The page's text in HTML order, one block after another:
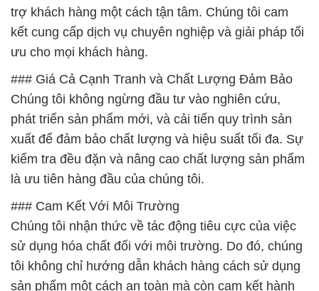
trợ khách hàng một cách tận tâm. Chúng tôi cam
kết cung cấp dịch vụ chuyên nghiệp và giải pháp tối
ưu cho mọi khách hàng.
### Giá Cả Cạnh Tranh và Chất Lượng Đảm Bảo
Chúng tôi không ngừng đầu tư vào nghiên cứu,
phát triển sản phẩm mới, và cải tiến quy trình sản
xuất để đảm bảo chất lượng và hiệu suất tối đa. Sự
kiểm tra đều đặn và nâng cao chất lượng sản phẩm
là ưu tiên hàng đầu của chúng tôi.
### Cam Kết Với Môi Trường
Chúng tôi nhận thức về tác động tiêu cực của việc
sử dụng hóa chất đối với môi trường. Do đó, chúng
tôi không chỉ hướng dẫn khách hàng cách sử dụng
sản phẩm một cách an toàn mà còn cam kết hành